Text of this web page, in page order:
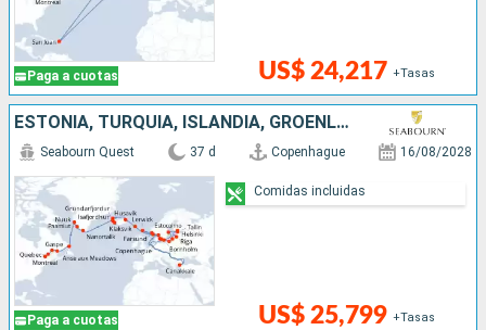
Paga a cuotas US$ 24,217 +Tasas
ESTONIA, TURQUÍA, ISLANDIA, GROENLANDIA, NORUEGA, CANADÁ, REINO UNIDO, POLONIA, DINAMARCA, FINLANDIA, LITUANIA, FÉROES (ISLAS), SUECIA, LETONIA
Paga a cuotas
Seabourn Quest 37 d Copenhague 16/08/2028
US$ 25,799 +Tasas
Comidas incluidas